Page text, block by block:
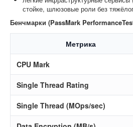
стойке, шлюзовые роли без
Бенчмарки (PassMark
Метрика
CPU Mark
Single Thread Rating
Single Thread (MOps/sec)